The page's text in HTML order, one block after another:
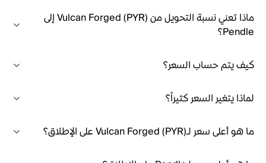
ماذا تعني نسبة التحويل من Vulcan Forged (PYR) إلى
Pendle؟
كيف يتم حساب السعر؟
لماذا يتغير السعر كثيراً؟
ما هو أعلى سعر لـVulcan Forged (PYR) على الإطلاق؟